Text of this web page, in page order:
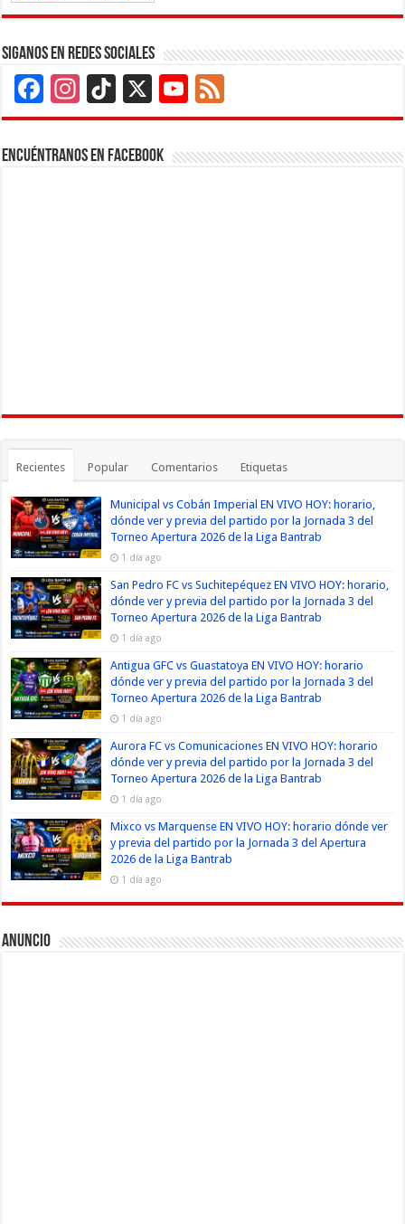
Siganos en Redes Sociales
Facebook
Instagram
TikTok
X
YouTube
Channel
Encuéntranos en Facebook
Recientes Popular Comentarios Etiquetas
Municipal vs Cobán Imperial EN VIVO HOY: horario,
dónde ver y previa del partido por la Jornada 3 del
Torneo Apertura 2026 de la Liga Bantrab
1 día ago
San Pedro FC vs Suchitepéquez EN VIVO HOY: horario,
dónde ver y previa del partido por la Jornada 3 del
Torneo Apertura 2026 de la Liga Bantrab
1 día ago
Antigua GFC vs Guastatoya EN VIVO HOY: horario
dónde ver y previa del partido por la Jornada 3 del
Torneo Apertura 2026 de la Liga Bantrab
1 día ago
Aurora FC vs Comunicaciones EN VIVO HOY: horario
dónde ver y previa del partido por la Jornada 3 del
Torneo Apertura 2026 de la Liga Bantrab
1 día ago
Mixco vs Marquense EN VIVO HOY: horario dónde ver
y previa del partido por la Jornada 3 del Apertura
2026 de la Liga Bantrab
1 día ago
Anuncio